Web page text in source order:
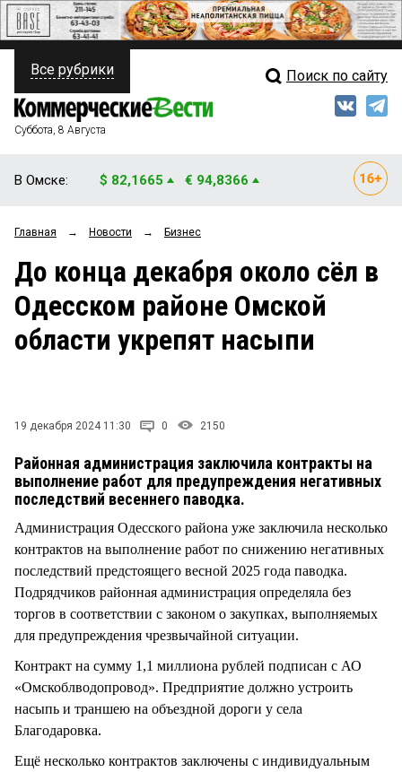
ПОЛИТИКА
ФИНАНСЫ
ОБЩЕСТВО
ЗАКОН
НОВОСТИ КОМПАНИЙ
Свежий выпуск
Рейтинги
Блоги
Архив
Все рубрики Поиск по сайту
Суббота, 8 Августа
В Омске: $ 82,1665 € 94,8366
Главная → Новости → Бизнес
До конца декабря около сёл в
Одесском районе Омской
области укрепят насыпи
19 декабря 2024 11:30 0 2150
Районная администрация заключила контракты на
выполнение работ для предупреждения негативных
последствий весеннего паводка.
Администрация Одесского района уже заключила несколько
контрактов на выполнение работ по снижению негативных
последствий предстоящего весной 2025 года паводка.
Подрядчиков районная администрация определяла без
торгов в соответствии с законом о закупках, выполняемых
для предупреждения чрезвычайной ситуации.
Контракт на сумму 1,1 миллиона рублей подписан с АО
«Омскоблводопровод». Предприятие должно устроить
насыпь и траншею на объездной дороги у села
Благодаровка.
Ещё несколько контрактов заключены с индивидуальным